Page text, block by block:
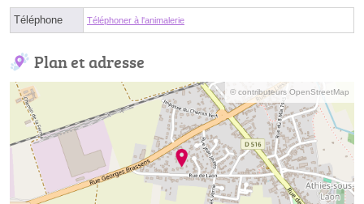
Téléphone Téléphoner à l'animalerie
Plan et adresse
© contributeurs OpenStreetMap